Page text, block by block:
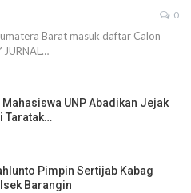
0
Barat masuk daftar Calon
JURNAL…
Mahasiswa UNP Abadikan Jejak
Taratak…
Pimpin Sertijab Kabag
Barangin